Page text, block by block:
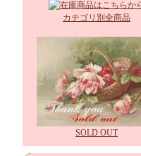
カテゴリ別全商品
SOLD OUT